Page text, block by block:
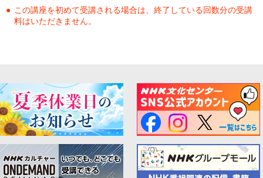
この講座を初めて受講される場合は、終了している回数分の受講
料はいただきません。